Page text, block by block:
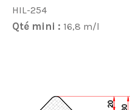
HIL-254
Qté mini : 16,8 m/l